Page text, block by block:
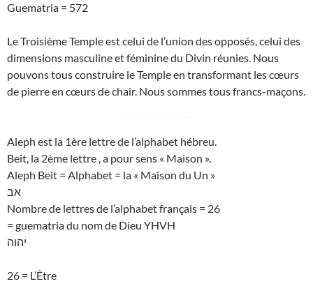
Guematria = 572
Le Troisième Temple est celui de l’union des opposés, celui des
dimensions masculine et féminine du Divin réunies. Nous
pouvons tous construire le Temple en transformant les cœurs
de pierre en cœurs de chair. Nous sommes tous francs-maçons.
Aleph est la 1ère lettre de l’alphabet hébreu.
Beit, la 2ème lettre , a pour sens « Maison ».
Aleph Beit = Alphabet = la « Maison du Un »
אב
Nombre de lettres de l’alphabet français = 26
= guematria du nom de Dieu YHVH
יהוה
26 = L’Être